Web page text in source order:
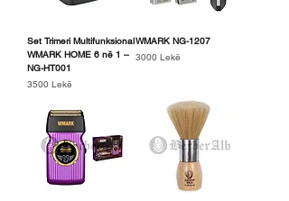
Set Trimeri Multifunksional
WMARK HOME 6 në 1 –
NG-HT001
Price
3500 Lekë
WMARK NG-1207
Price
3000 Lekë